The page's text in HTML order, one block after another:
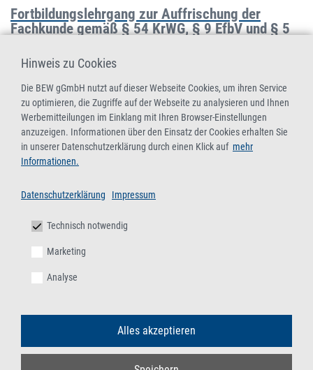
Fortbildungslehrgang zur Auffrischung der
Fachkunde gemäß § 54 KrWG, § 9 EfbV und § 5
abfallrechtliche Überwachung)
Aktualisierung der Fachkunde für Sammler/-innen,
Beförderer/-innen, Händler/-innen, Makler/-innen und
Entsorger/-innen gefährlicher Abfälle (mit bundesweiter
behördlicher Anerkennung)
08.-09.09.2026
13.-14.10.2026/03.-04.11.2026
Fachkunde gemäß § 4 Deponieverordnung –
Grundlehrgang
Mit bundesweit geltenden behördlichen Anerkennungen als
Auffrischungslehrgang gemäß § 9 EfbV und § 5 AbfAEV
08.-09.09.2026,Online-Live-Seminar
BEW-Duisburg
Hinweis zu Cookies
Die BEW gGmbH nutzt auf dieser Webseite Cookies, um ihren Service
zu optimieren, die Zugriffe auf der Webseite zu analysieren und Ihnen
Werbemitteilungen im Einklang mit Ihren Browser-Einstellungen
anzuzeigen. Informationen über den Einsatz der Cookies erhalten Sie
in unserer Datenschutzerklärung durch einen Klick auf mehr
Informationen.
Datenschutzerklärung Impressum
Technisch notwendig
Marketing
Analyse
Alles akzeptieren